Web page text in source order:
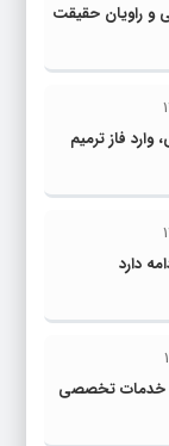
فاز
و راویان حقیقت
فاز ترمیم
دارد
خدمات تخصصی